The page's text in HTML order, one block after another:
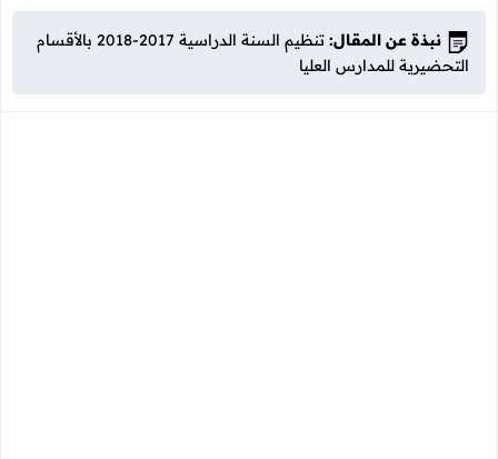
نبذة عن المقال:
تنظيم السنة الدراسية 2017-2018 بالأقسام
التحضيرية للمدارس العليا